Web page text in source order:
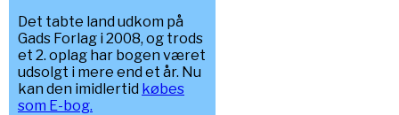
Det tabte land udkom på
Gads Forlag i 2008, og trods
et 2. oplag har bogen været
udsolgt i mere end et år. Nu
kan den imidlertid købes
som E-bog.